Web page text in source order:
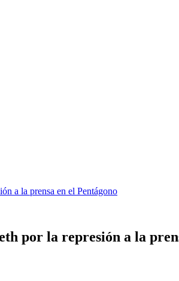
a la prensa en el Pentágono
por la represión a la